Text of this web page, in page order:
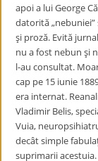
apoi a lui George
datorită „nebuniei”
şi proză. Evită
nu a fost nebun şi
l-au consultat.
cap pe 15 iunie
era internat.
Vladimir Belis,
Vuia,
decât simple
suprimarii acestuia.